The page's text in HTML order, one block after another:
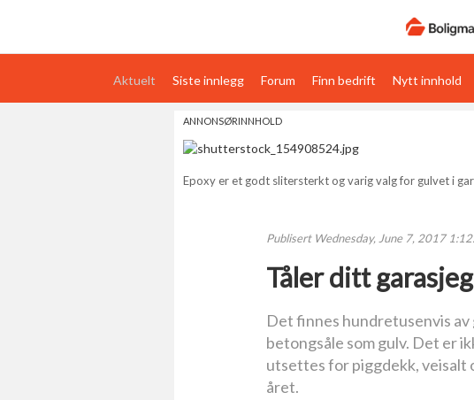
Nyheter
Partnere
Kontakt oss
Om oss
Podkast
Aktuelt Siste innlegg Forum Finn bedrift Nytt innhold
ANNONSØRINNHOLD
Epoxy er et godt slitersterkt og varig valg for gulvet i
Publisert Wednesday, June 7, 2017
Tåler ditt
Det finnes hundretusenvis av
betongsåle som gulv. Det er
utsettes for piggdekk, veisalt
året.